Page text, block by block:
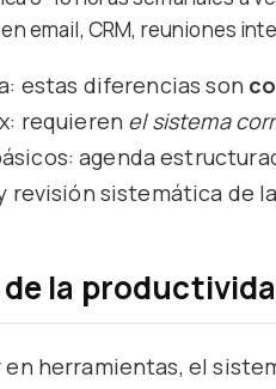
email, CRM, reuniones
estas diferencias son
requieren el sistema
agenda
revisión sistemática de
de la
herramientas, el